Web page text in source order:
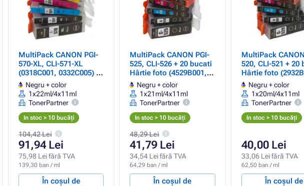
MultiPack CANON PGI-
570-XL, CLI-571-XL
(0318C001, 0332C005) -
Cartuș TonerPartner
PREMIUM, black + color
(negru + color)
Negru + color
1x22ml/4x11ml
TonerPartner
In stoc > 10 bucăți
104,42 Lei
91,94 Lei
75,98 Lei fără TVA
139,30 ban / ml
În coșul de
MultiPack CANON PGI-
525, CLI-526 + 20 bucati
Hârtie foto (4529B001,
4540B017) - Cartuș
TonerPartner PREMIUM,
black + color (negru +
color)
Negru + color
1x21ml/4x11ml
TonerPartner
In stoc > 10 bucăți
48,29 Lei
41,79 Lei
34,54 Lei fără TVA
64,29 ban / ml
În coșul de
MultiPack
520, CLI-521 + 20 bucati
Hârtie foto
2933B010) -
TonerPartner
black + color
color)
Negru + color
1x20ml/4x11ml
TonerPartner
In stoc > 10 bucăți
40,00 Lei
33,06 Lei fără TVA
62,50 ban / ml
În coșul de